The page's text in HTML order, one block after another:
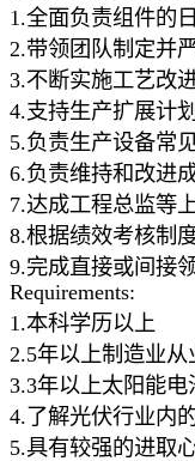
1.全面负责组件的
2.带领团队制定并
3.不断实施工艺改
4.支持生产扩展计
5.负责生产设备常
6.负责维持和改进
7.达成工程总监等
8.根据绩效考核制
9.完成直接或间接
Requirements:
1.本科学历以上
2.5年以上制造业从
3.3年以上太阳能
4.了解光伏行业内
5.具有较强的进取